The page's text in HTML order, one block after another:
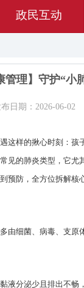
政民互动
管理】守护“
日期：2026-06-02
这样的揪心时刻：
见的肺炎类型，它
预防，全方位拆解核
由细菌、病毒、支
液分泌少且排出不畅